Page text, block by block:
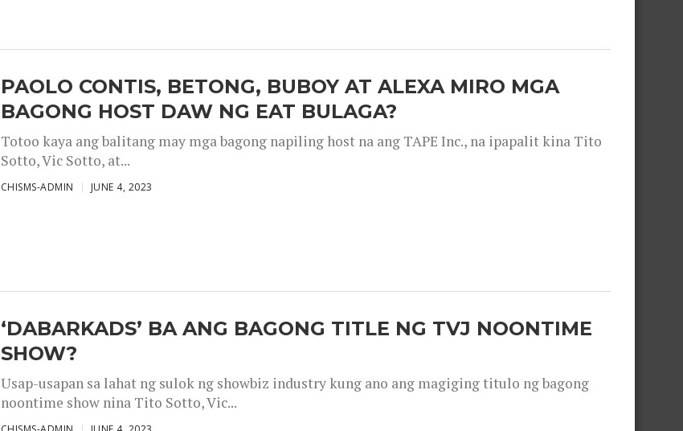
PAOLO CONTIS, BETONG, BUBOY AT ALEXA MIRO MGA
BAGONG HOST DAW NG EAT BULAGA?
Totoo kaya ang balitang may mga bagong napiling host na ang TAPE Inc., na ipapalit kina Tito
Sotto, Vic Sotto, at...
CHISMS-ADMIN JUNE 4, 2023
‘DABARKADS’ BA ANG BAGONG TITLE NG TVJ NOONTIME
SHOW?
Usap-usapan sa lahat ng sulok ng showbiz industry kung ano ang magiging titulo ng bagong
noontime show nina Tito Sotto, Vic...